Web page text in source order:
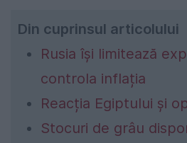
Din cuprinsul articolului
Rusia își limitează
controla inflația
Reacția Egiptului și
Stocuri de grâu